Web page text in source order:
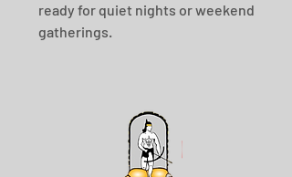
ready for quiet nights or weekend
gatherings.